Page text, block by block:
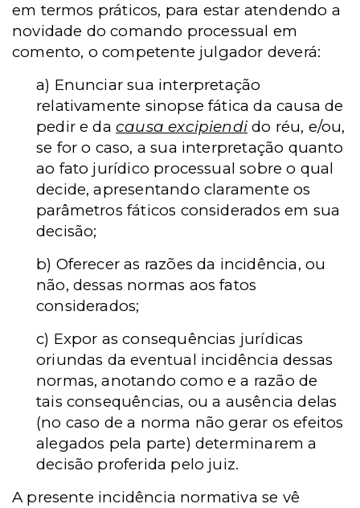
em termos práticos, para estar atendendo a
novidade do comando processual em
comento, o competente julgador deverá:
a) Enunciar sua interpretação
relativamente sinopse fática da causa de
pedir e dacausa excipiendi do réu, e/ou,
se for o caso, a sua interpretação quanto
ao fato jurídico processual sobre o qual
decide, apresentando claramente os
parâmetros fáticos considerados em sua
decisão;
b) Oferecer as razões da incidência, ou
não, dessas normas aos fatos
considerados;
c) Expor as consequências jurídicas
oriundas da eventual incidência dessas
normas, anotando como e a razão de
tais consequências, ou a ausência delas
(no caso de a norma não gerar os efeitos
alegados pela parte) determinarem a
decisão proferida pelo juiz.
A presente incidência normativa se vê